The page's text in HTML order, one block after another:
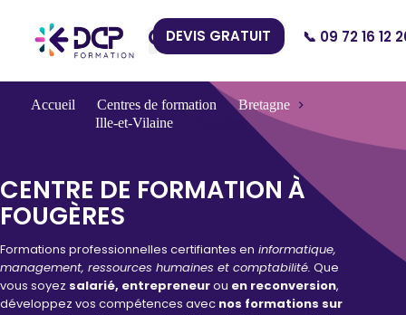
DEVIS GRATUIT 📞 09 72 16 12
Accueil Centres de formation
Bretagne
Ille-et-Vilaine
Fougères
CENTRE DE FORMATION À
FOUGÈRES
Formations professionnelles certifiantes en informatique,
management, ressources humaines et comptabilité. Que
vous soyez salarié, entrepreneurou en reconversion,
développez vos compétences avec nos formations sur